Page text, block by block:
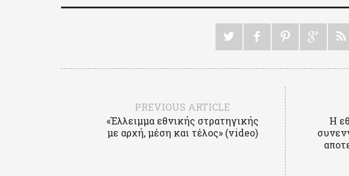
PREVIOUS ARTICLE
«Έλλειμμα εθνικής στρατηγικής
με αρχή, μέση και τέλος» (video)
Η